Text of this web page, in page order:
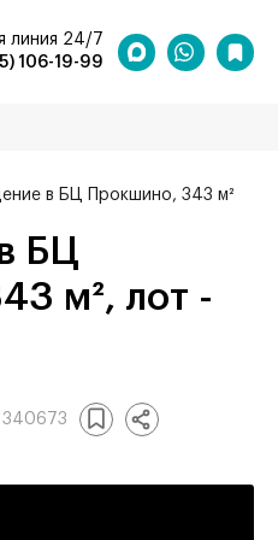
106-19-99
линия 24/7
в БЦ Прокшино, 343 м²
м², лот -
340673